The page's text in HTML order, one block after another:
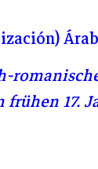
frühen 17.